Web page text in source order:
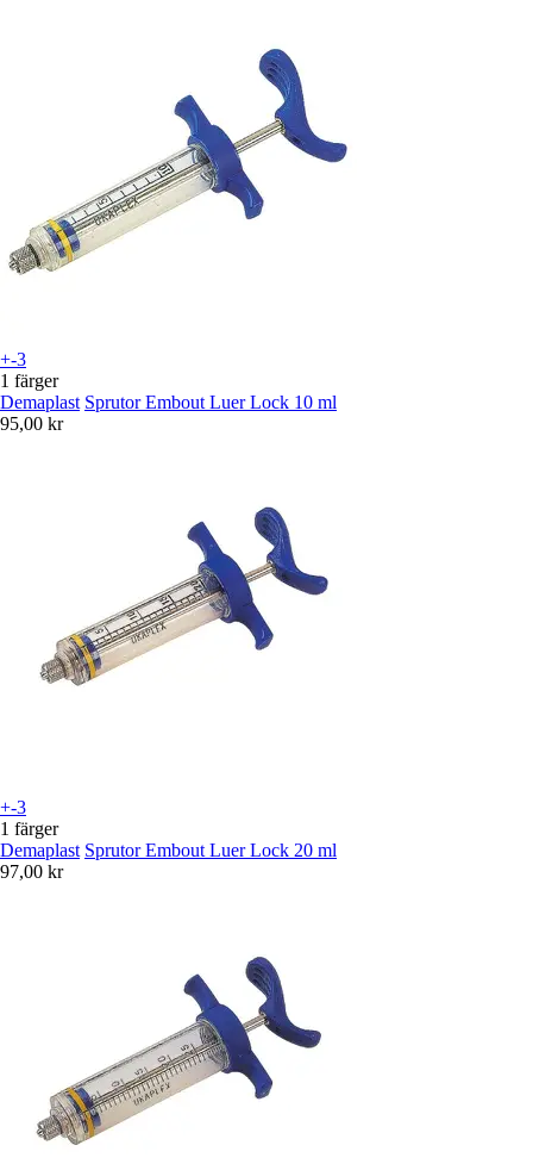
+-3
1 färger
Demaplast Sprutor Embout Luer Lock 10 ml
95,00 kr
+-3
1 färger
Demaplast Sprutor Embout Luer Lock 20 ml
97,00 kr